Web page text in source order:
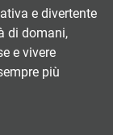
e divertente
di domani,
e vivere
più